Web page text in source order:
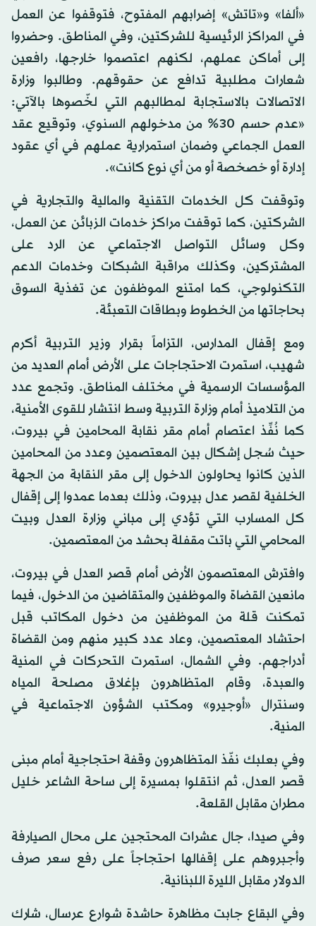
«ألفا» و«تاتش» إضرابهم المفتوح، فتوقفوا عن العمل
في المراكز الرئيسية للشركتين، وفي المناطق. وحضروا
إلى أماكن عملهم، لكنهم اعتصموا خارجها، رافعين
شعارات مطلبية تدافع عن حقوقهم. وطالبوا وزارة
الاتصالات بالاستجابة لمطالبهم التي لخّصوها بالآتي:
«عدم حسم 30% من مدخولهم السنوي، وتوقيع عقد
العمل الجماعي وضمان استمرارية عملهم في أي عقود
إدارة أو خصخصة أو من أي نوع كانت».
وتوقفت كل الخدمات التقنية والمالية والتجارية في
الشركتين، كما توقفت مراكز خدمات الزبائن عن العمل،
وكل وسائل التواصل الاجتماعي عن الرد على
المشتركين، وكذلك مراقبة الشبكات وخدمات الدعم
التكنولوجي، كما امتنع الموظفون عن تغذية السوق
بحاجاتها من الخطوط وبطاقات التعبئة.
ومع إقفال المدارس، التزاماً بقرار وزير التربية أكرم
شهيب، استمرت الاحتجاجات على الأرض أمام العديد من
المؤسسات الرسمية في مختلف المناطق. وتجمع عدد
من التلاميذ أمام وزارة التربية وسط انتشار للقوى الأمنية،
كما نُفِّذ اعتصام أمام مقر نقابة المحامين في بيروت،
حيث سُجل إشكال بين المعتصمين وعدد من المحامين
الذين كانوا يحاولون الدخول إلى مقر النقابة من الجهة
الخلفية لقصر عدل بيروت، وذلك بعدما عمدوا إلى إقفال
كل المسارب التي تؤدي إلى مباني وزارة العدل وبيت
المحامي التي باتت مقفلة بحشد من المعتصمين.
وافترش المعتصمون الأرض أمام قصر العدل في بيروت،
مانعين القضاة والموظفين والمتقاضين من الدخول، فيما
تمكنت قلة من الموظفين من دخول المكاتب قبل
احتشاد المعتصمين، وعاد عدد كبير منهم ومن القضاة
أدراجهم. وفي الشمال، استمرت التحركات في المنية
والعبدة، وقام المتظاهرون بإغلاق مصلحة المياه
وسنترال «أوجيرو» ومكتب الشؤون الاجتماعية في
المنية.
وفي بعلبك نفّذ المتظاهرون وقفة احتجاجية أمام مبنى
قصر العدل، ثم انتقلوا بمسيرة إلى ساحة الشاعر خليل
مطران مقابل القلعة.
وفي صيدا، جال عشرات المحتجين على محال الصيارفة
وأجبروهم على إقفالها احتجاجاً على رفع سعر صرف
الدولار مقابل الليرة اللبنانية.
وفي البقاع جابت مظاهرة حاشدة شوارع عرسال، شارك